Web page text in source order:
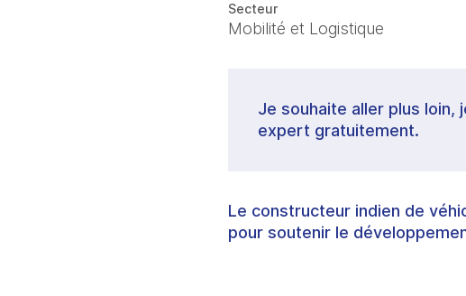
Secteur
Mobilité et Logistique
Je souhaite aller plus
expert gratuitement.
Le constructeur indien de
pour soutenir le